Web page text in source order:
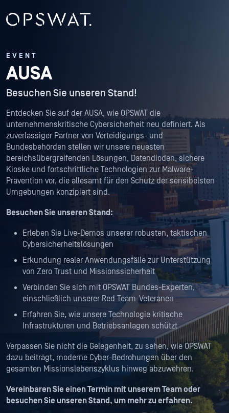
EVENT
AUSA
Besuchen Sie unseren Stand!
Entdecken Sie auf der AUSA, wie OPSWAT die
unternehmenskritische Cybersicherheit neu definiert. Als
zuverlässiger Partner von Verteidigungs- und
Bundesbehörden stellen wir unsere neuesten
bereichsübergreifenden Lösungen, Datendioden, sichere
Kioske und fortschrittliche Technologien zur Malware-
Prävention vor, die allesamt für den Schutz der sensibelsten
Umgebungen konzipiert sind.
Besuchen Sie unseren Stand:
Erleben Sie Live-Demos unserer robusten, taktischen
Cybersicherheitslösungen
Erkundung realer Anwendungsfälle zur Unterstützung
von Zero Trust und Missionssicherheit
Verbinden Sie sich mit OPSWAT Bundes-Experten,
einschließlich unserer Red Team-Veteranen
Erfahren Sie, wie unsere Technologie kritische
Infrastrukturen und Betriebsanlagen schützt
Verpassen Sie nicht die Gelegenheit, zu sehen, wie OPSWAT
dazu beiträgt, moderne Cyber-Bedrohungen über den
gesamten Missionslebenszyklus hinweg abzuwehren.
Vereinbaren Sie einen Termin mit unserem Team oder
besuchen Sie unseren Stand, um mehr zu erfahren.